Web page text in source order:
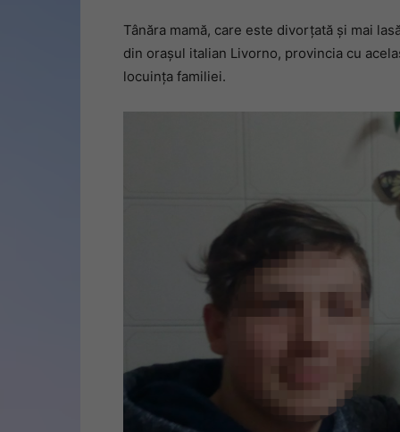
Tânăra mamă, care este divorțată și mai
din orașul italian Livorno, provincia cu
locuința familiei.